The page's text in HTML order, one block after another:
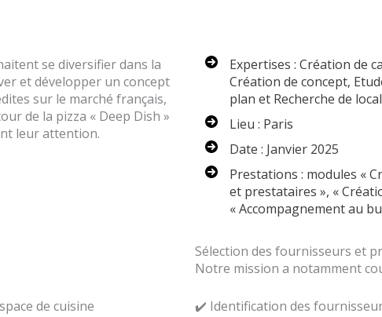
se diversifier dans la
et développer un concept
sur le marché français,
de la pizza « Deep Dish »
leur attention.
Expertises : Création de
Création de concept,
plan et Recherche de local
Lieu : Paris
Date : Janvier 2025
Prestations : modules «
et prestataires », «
« Accompagnement au
de cuisine
Sélection des fournisseurs et
Notre mission a notamment
✔️ Identification des